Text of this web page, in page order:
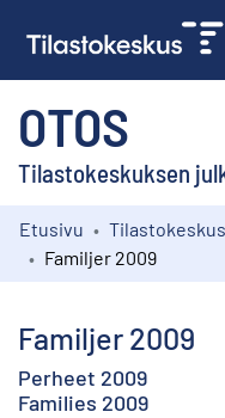
OTOS
Tilastokeskuksen
Kokoelmat
Etusivu Tilastokeskus
Familjer 2009
Familjer 2009
Perheet 2009
Families 2009